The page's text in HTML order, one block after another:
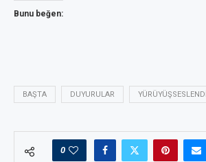
Bunu beğen:
BAŞTA DUYURULAR
0